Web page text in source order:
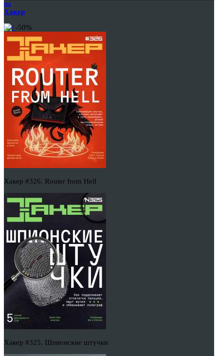
на
Хакер
-50%
Хакер #326. Router from Hell
Хакер #325. Шпионские штучки